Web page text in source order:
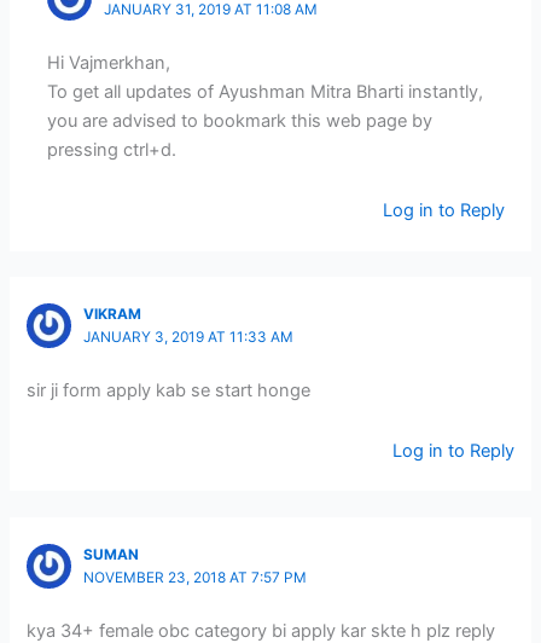
JANUARY 31, 2019 AT 11:08 AM
Hi Vajmerkhan,
To get all updates of Ayushman Mitra Bharti instantly,
you are advised to bookmark this web page by
pressing ctrl+d.
Log in to Reply
VIKRAM
JANUARY 3, 2019 AT 11:33 AM
sir ji form apply kab se start honge
Log in to Reply
SUMAN
NOVEMBER 23, 2018 AT 7:57 PM
kya 34+ female obc category bi apply kar skte h plz reply